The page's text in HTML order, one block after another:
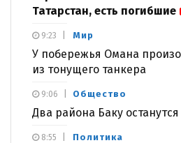
Татарстан, есть погибшие
Мир
У побережья Омана
из тонущего танкера
9:23
Общество
Два района Баку останутся
9:06
Политика
8:55